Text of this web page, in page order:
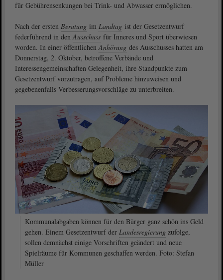
für Gebührensenkungen bei Trink- und Abwasser ermöglichen.
Nach der ersten Beratung im Landtag ist der Gesetzentwurf
federführend in denAusschuss für Inneres und Sport überwiesen
worden. In einer öffentlichenAnhörung des Ausschusses hatten am
Donnerstag, 2. Oktober, betroffene Verbände und
Interessengemeinschaften Gelegenheit, ihre Standpunkte zum
Gesetzentwurf vorzutragen, auf Probleme hinzuweisen und
gegebenenfalls Verbesserungsvorschläge zu unterbreiten.
Kommunalabgaben können für den Bürger ganz schön ins Geld
gehen. Einem Gesetzentwurf der Landesregierung zufolge,
sollen demnächst einige Vorschriften geändert und neue
Spielräume für Kommunen geschaffen werden. Foto: Stefan
Müller